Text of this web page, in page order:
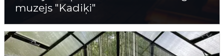
muzejs "Kadiķi"